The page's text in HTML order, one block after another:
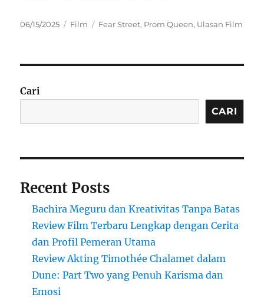
Posted
06/15/2025 Categories
Film Tags
Fear Street, Prom Queen, Ulasan Film
Cari
CARI
Recent Posts
Bachira Meguru dan Kreativitas Tanpa Batas
Review Film Terbaru Lengkap dengan Cerita
dan Profil Pemeran Utama
Review Akting Timothée Chalamet dalam
Dune: Part Two yang Penuh Karisma dan
Emosi